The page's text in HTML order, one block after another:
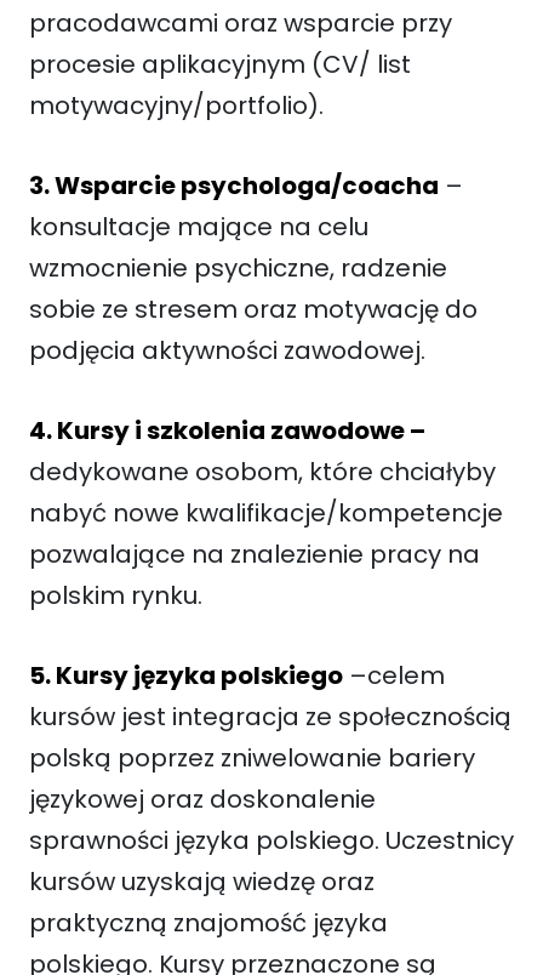
pracodawcami oraz wsparcie przy
procesie aplikacyjnym (CV/ list
motywacyjny/portfolio).
3. Wsparcie psychologa/coacha –
konsultacje mające na celu
wzmocnienie psychiczne, radzenie
sobie ze stresem oraz motywację do
podjęcia aktywności zawodowej.
4. Kursy i szkolenia zawodowe –
dedykowane osobom, które chciałyby
nabyć nowe kwalifikacje/kompetencje
pozwalające na znalezienie pracy na
polskim rynku.
5. Kursy języka polskiego –celem
kursów jest integracja ze społecznością
polską poprzez zniwelowanie bariery
językowej oraz doskonalenie
sprawności języka polskiego. Uczestnicy
kursów uzyskają wiedzę oraz
praktyczną znajomość języka
polskiego. Kursy przeznaczone są